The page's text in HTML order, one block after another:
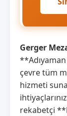
Gerger
çevre tüm
hizmeti
rekabetçi